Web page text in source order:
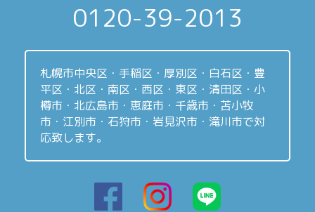
0120-39-2013
札幌市中央区・手稲区・厚別区・白石区・豊
平区・北区・南区・西区・東区・清田区・小
樽市・北広島市・恵庭市・千歳市・苫小牧
市・江別市・石狩市・岩見沢市・滝川市で対
応致します。